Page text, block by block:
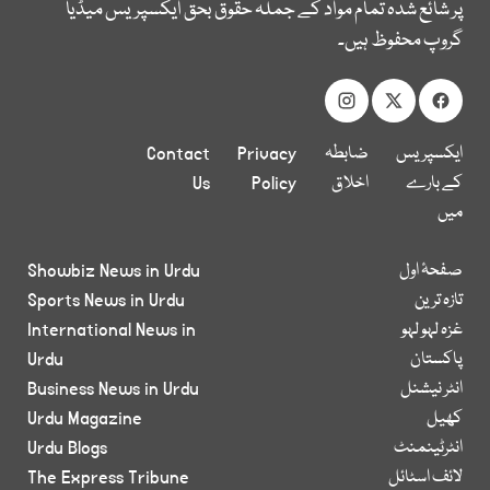
پر شائع شدہ تمام مواد کے جملہ حقوق بحق ایکسپریس میڈیا
گروپ محفوظ ہیں۔
ایکسپریس
کے بارے
میں
ضابطہ
اخلاق
Privacy
Policy
Contact
Us
صفحۂ اول
تازہ ترین
غزہ لہو لہو
پاکستان
انٹر نیشنل
کھیل
انٹرٹینمنٹ
لائف اسٹائل
Showbiz News in Urdu
Sports News in Urdu
International News in
Urdu
Business News in Urdu
Urdu Magazine
Urdu Blogs
The Express Tribune